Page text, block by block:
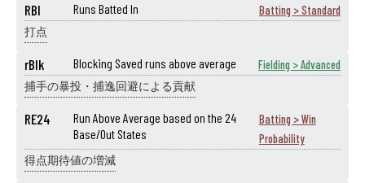
RBI Runs Batted In Batting > Standard
打点
rBlk Blocking Saved runs above average Fielding > Advanced
捕手の暴投・捕逸回避による貢献
RE24
Run Above Average based on the 24
Base/Out States
Batting > Win
Probability
得点期待値の増減